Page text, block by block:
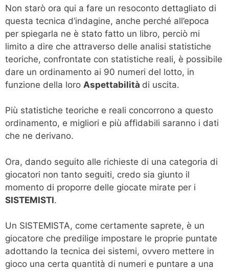
Non starò ora qui a fare un resoconto dettagliato di
questa tecnica d’indagine, anche perché all’epoca
per spiegarla ne è stato fatto un libro, perciò mi
limito a dire che attraverso delle analisi statistiche
teoriche, confrontate con statistiche reali, è possibile
dare un ordinamento ai 90 numeri del lotto, in
funzione della loro Aspettabilità di uscita.
Più statistiche teoriche e reali concorrono a questo
ordinamento, e migliori e più affidabili saranno i dati
che ne derivano.
Ora, dando seguito alle richieste di una categoria di
giocatori non tanto seguiti, credo sia giunto il
momento di proporre delle giocate mirate per i
SISTEMISTI.
Un SISTEMISTA, come certamente saprete, è un
giocatore che predilige impostare le proprie puntate
adottando la tecnica dei sistemi, ovvero mettere in
gioco una certa quantità di numeri e puntare a una